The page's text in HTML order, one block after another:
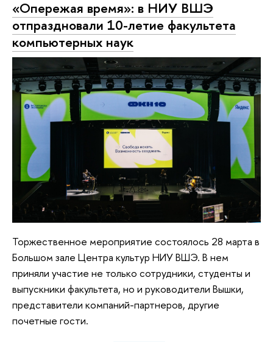
«Опережая время»: в НИУ ВШЭ
отпраздновали 10-летие факультета
компьютерных наук
Торжественное мероприятие состоялось 28 марта в
Большом зале Центра культур НИУ ВШЭ. В нем
приняли участие не только сотрудники, студенты и
выпускники факультета, но и руководители Вышки,
представители компаний-партнеров, другие
почетные гости.